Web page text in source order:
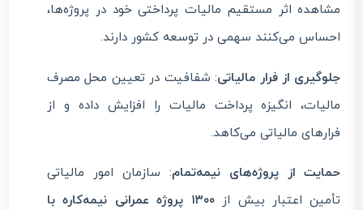
مشاهده اثر مستقیم مالیات پرداختی خود در پروژه‌ها،
احساس می‌کنند سهمی در توسعه کشور دارند.
جلوگیری از فرار مالیاتی: شفافیت در تعیین محل مصرف
مالیات، انگیزه پرداخت مالیات را افزایش داده و از
فرارهای مالیاتی می‌کاهد.
حمایت از پروژه‌های نیمه‌تمام: سازمان امور مالیاتی
تأمین اعتبار بیش از
۱۳۰۰ پروژه عمرانی نیمه‌کاره با